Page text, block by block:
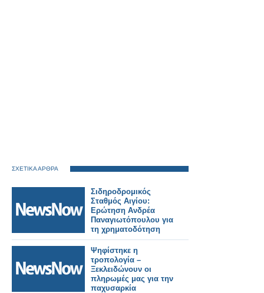
ΣΧΕΤΙΚΑ ΑΡΘΡΑ
Σιδηροδρομικός
Σταθμός Αιγίου:
Ερώτηση Ανδρέα
Παναγιωτόπουλου για
τη χρηματοδότηση
των
απαλλοτριώσεων.
Ψηφίστηκε η
τροπολογία –
Ξεκλειδώνουν οι
πληρωμές μας για την
παχυσαρκία